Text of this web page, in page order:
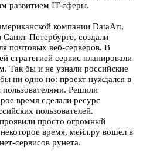
развитием IT-сферы.
компании DataArt,
Санкт-Петербурге, создали
почтовых веб-серверов. В
стратегией сервис планировали
Так бы и не узнали российские
ни одно но: проект нуждался в
Решили
время сделали ресурс
пользователей.
просто огромный
время, мейл.ру вошел в
сервисов рунета.